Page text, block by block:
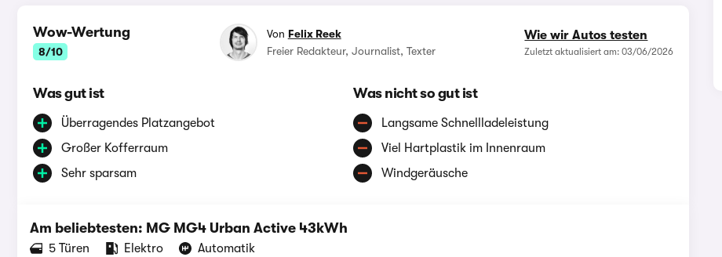
Wow-Wertung
8/10
Wie wir Autos testen
Zuletzt aktualisiert am: 03/06/2026
Von Felix Reek
Freier Redakteur, Journalist, Texter
Was gut ist
Überragendes Platzangebot
Großer Kofferraum
Sehr sparsam
Was nicht so gut ist
Langsame Schnellladeleistung
Viel Hartplastik im Innenraum
Windgeräusche
Am beliebtesten: MG MG4 Urban Active 43kWh
‪5‬ Türen Elektro
Automatik